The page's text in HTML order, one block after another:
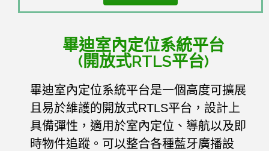
畢迪室內定位系統平台
(開放式RTLS平台)
畢迪室內定位系統平台是一個高度可擴展
且易於維護的開放式RTLS平台，設計上
具備彈性，適用於室內定位、導航以及即
時物件追蹤。可以整合各種藍牙廣播設